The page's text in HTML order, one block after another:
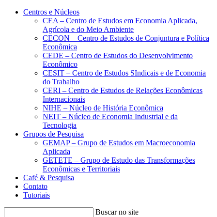
Conteúdo principal Menu principal
Centros e Núcleos
CEA – Centro de Estudos em Economia Aplicada,
Agrícola e do Meio Ambiente
CECON – Centro de Estudos de Conjuntura e Política
Econômica
CEDE – Centro de Estudos do Desenvolvimento
Econômico
CESIT – Centro de Estudos SIndicais e de Economia
do Trabalho
CERI – Centro de Estudos de Relações Econômicas
Internacionais
NIHE – Núcleo de História Econômica
NEIT – Núcleo de Economia Industrial e da
Tecnologia
Grupos de Pesquisa
GEMAP – Grupo de Estudos em Macroeconomia
Aplicada
GETETE – Grupo de Estudo das Transformações
Econômicas e Territoriais
Café & Pesquisa
Contato
Tutoriais
Buscar no site